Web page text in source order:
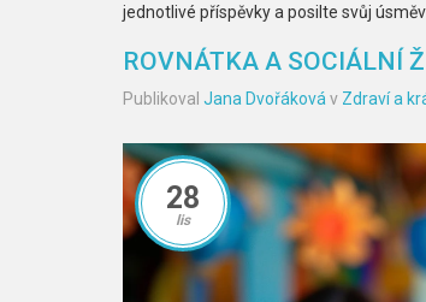
jednotlivé příspěvky a posilte svůj
ROVNÁTKA A SOCIÁLNÍ
Publikoval Jana Dvořáková v Zdraví a
28
lis